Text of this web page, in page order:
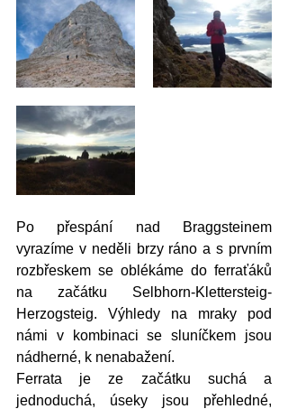
Po přespání nad Braggsteinem
vyrazíme v neděli brzy ráno a s prvním
rozbřeskem se oblékáme do ferraťáků
na začátku Selbhorn-Klettersteig-
Herzogsteig. Výhledy na mraky pod
námi v kombinaci se sluníčkem jsou
nádherné, k nenabažení.
Ferrata je ze začátku suchá a
jednoduchá, úseky jsou přehledné,